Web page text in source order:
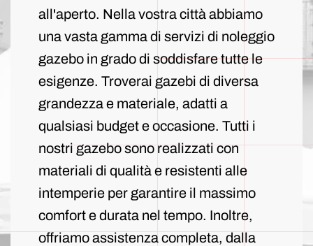
all'aperto. Nella vostra città abbiamo
una vasta gamma di servizi di noleggio
gazebo in grado di soddisfare tutte le
esigenze. Troverai gazebi di diversa
grandezza e materiale, adatti a
qualsiasi budget e occasione. Tutti i
nostri gazebo sono realizzati con
materiali di qualità e resistenti alle
intemperie per garantire il massimo
comfort e durata nel tempo. Inoltre,
offriamo assistenza completa, dalla